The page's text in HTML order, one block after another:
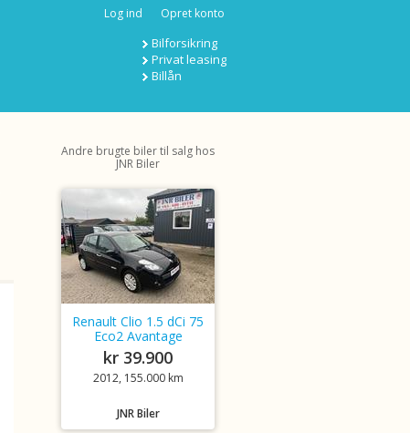
Log ind Opret konto
Bilforsikring
Privat leasing
Billån
Andre brugte biler til salg hos
JNR Biler
Renault Clio 1.5 dCi 75
Eco2 Avantage
kr 39.900
2012, 155.000 km
JNR Biler